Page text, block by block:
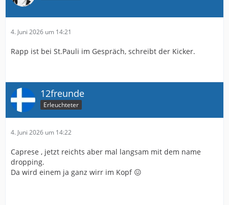
4. Juni 2026 um 14:21
Rapp ist bei St.Pauli im Gespräch, schreibt der Kicker.
12freunde
Erleuchteter
4. Juni 2026 um 14:22
Caprese , jetzt reichts aber mal langsam mit dem name
dropping.
Da wird einem ja ganz wirr im Kopf 😖